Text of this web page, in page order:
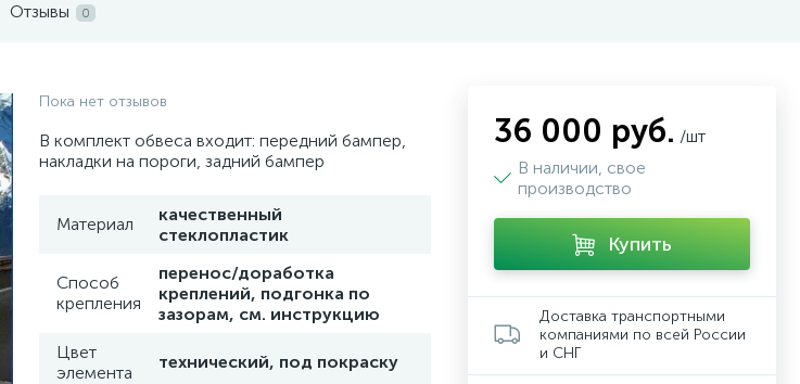
Отзывы 0
Пока нет отзывов
В комплект обвеса входит: передний бампер,
накладки на пороги, задний бампер
Материал
качественный
стеклопластик
Способ
крепления
перенос/доработка
креплений, подгонка по
зазорам, см. инструкцию
Цвет
элемента
технический, под покраску
36 000 руб. /шт
В наличии, свое
производство
Купить
Доставка транспортными
компаниями по всей России
и СНГ